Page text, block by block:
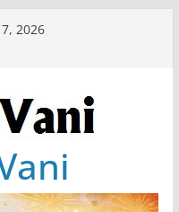
2026